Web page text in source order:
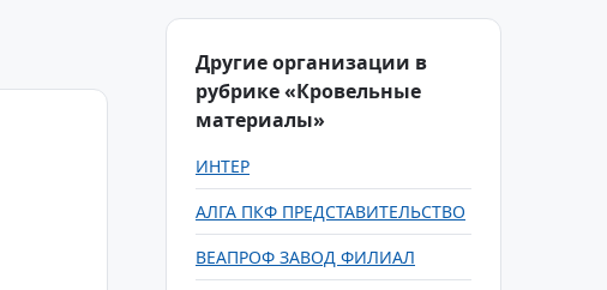
Другие организации в
рубрике «Кровельные
материалы»
ИНТЕР
АЛГА ПКФ ПРЕДСТАВИТЕЛЬСТВО
ВЕАПРОФ ЗАВОД ФИЛИАЛ